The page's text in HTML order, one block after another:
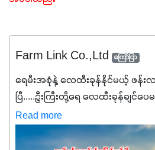
Farm Link Co.,Ltd ကြော်ငြာ
ရေမီးအစုံနဲ့ လေထီးခုန်နိုင်မယ့် ဖန်း
ပြီ.....ဦးကြီးတို့ရေ ‌လေထီးခုန်ချင်
သေးရင်တော့ ဒီစာလေးကို ဆက်ဖတ်‌ပ
အပင်တိုင်းအတွက် အဓိကအာဟာရ
အက်စစ်တို့ အချိုးကျ ပေါင်းစပ်ထား
Read more